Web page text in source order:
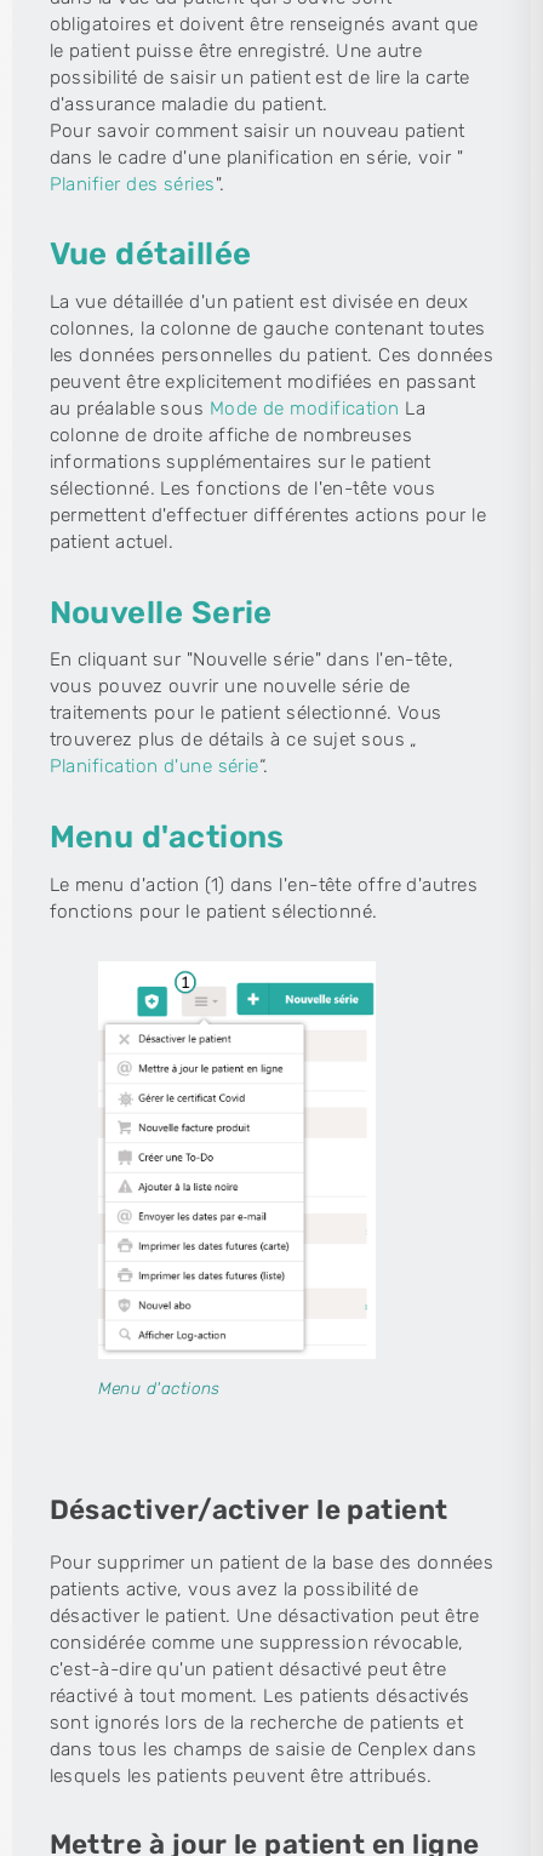
obligatoires et doivent être renseignés avant que
le patient puisse être enregistré. Une autre
possibilité de saisir un patient est de lire la carte
d'assurance maladie du patient.
Pour savoir comment saisir un nouveau patient
dans le cadre d'une planification en série, voir "
Planifier des séries".
Vue détaillée
La vue détaillée d'un patient est divisée en deux
colonnes, la colonne de gauche contenant toutes
les données personnelles du patient. Ces données
peuvent être explicitement modifiées en passant
au préalable sous Mode de modification La
colonne de droite affiche de nombreuses
informations supplémentaires sur le patient
sélectionné. Les fonctions de l'en-tête vous
permettent d'effectuer différentes actions pour le
patient actuel.
Nouvelle Serie
En cliquant sur "Nouvelle série" dans l'en-tête,
vous pouvez ouvrir une nouvelle série de
traitements pour le patient sélectionné. Vous
trouverez plus de détails à ce sujet sous „
Planification d'une série“.
Menu d'actions
Le menu d'action (1) dans l'en-tête offre d'autres
fonctions pour le patient sélectionné.
Menu d'actions
Désactiver/activer le patient
Pour supprimer un patient de la base des données
patients active, vous avez la possibilité de
désactiver le patient. Une désactivation peut être
considérée comme une suppression révocable,
c'est-à-dire qu'un patient désactivé peut être
réactivé à tout moment. Les patients désactivés
sont ignorés lors de la recherche de patients et
dans tous les champs de saisie de Cenplex dans
lesquels les patients peuvent être attribués.
Mettre à jour le patient en ligne